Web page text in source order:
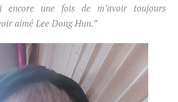
encore une fois de m’avoir toujours
aimé Lee Dong Hun.”